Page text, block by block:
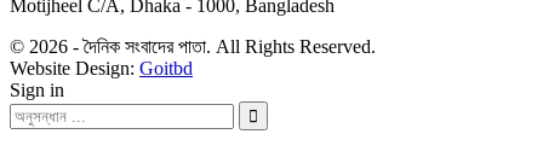
Motijheel C/A, Dhaka - 1000, Bangladesh
© 2026 - দৈনিক সংবাদের পাতা. All Rights Reserved.
Website Design: Goitbd
Sign in